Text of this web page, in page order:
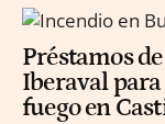
Préstamos
Iberaval para
fuego en